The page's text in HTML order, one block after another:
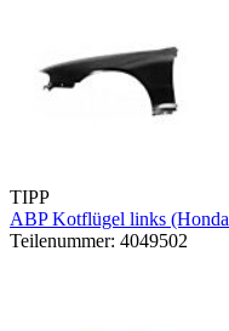
TIPP
ABP Kotflügel links
Teilenummer: 4049502